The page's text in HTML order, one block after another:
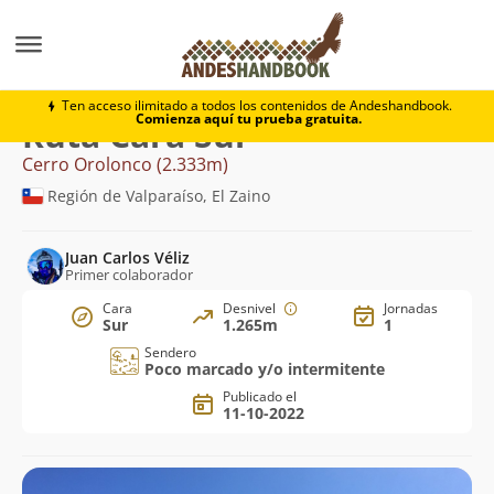
Ten acceso ilimitado a todos los contenidos de Andeshandbook.
Comienza aquí tu prueba gratuita.
Cerro Orolonco Cara Sur
Ruta Cara Sur
Cerro Orolonco (2.333m)
Región de Valparaíso, El Zaino
Juan Carlos Véliz
Primer colaborador
Cara
Sur
Desnivel
1.265m
Jornadas
1
Sendero
Poco marcado y/o intermitente
Publicado el
11-10-2022